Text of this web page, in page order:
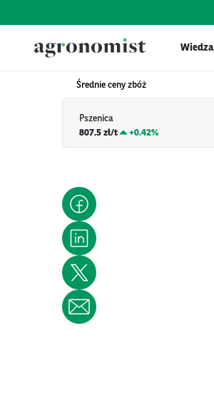
Wiedza
Średnie ceny zbóż
Pszenica
807.5 zł/t
+0.42%